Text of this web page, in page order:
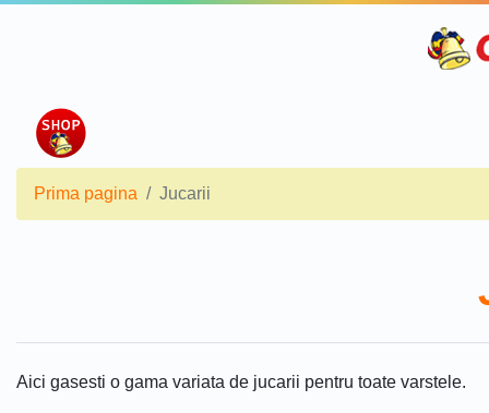
Prima pagina Jucarii
Aici gasesti o gama variata de jucarii pentru toate varstele.